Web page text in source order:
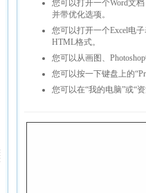
您可以打开一个Word文
并带优化选项。
您可以打开一个Excel电
HTML格式。
您可以从画图、
您可以按一下键盘上的
您可以在“我的电脑”或“